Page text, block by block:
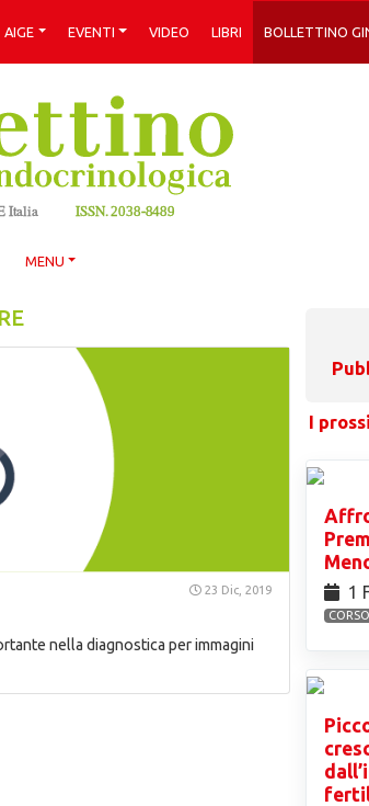
AIGE EVENTI VIDEO LIBRI BOLLETTINO
MENU
23 Dic, 2019
nella diagnostica per immagini
I
1
CORSO